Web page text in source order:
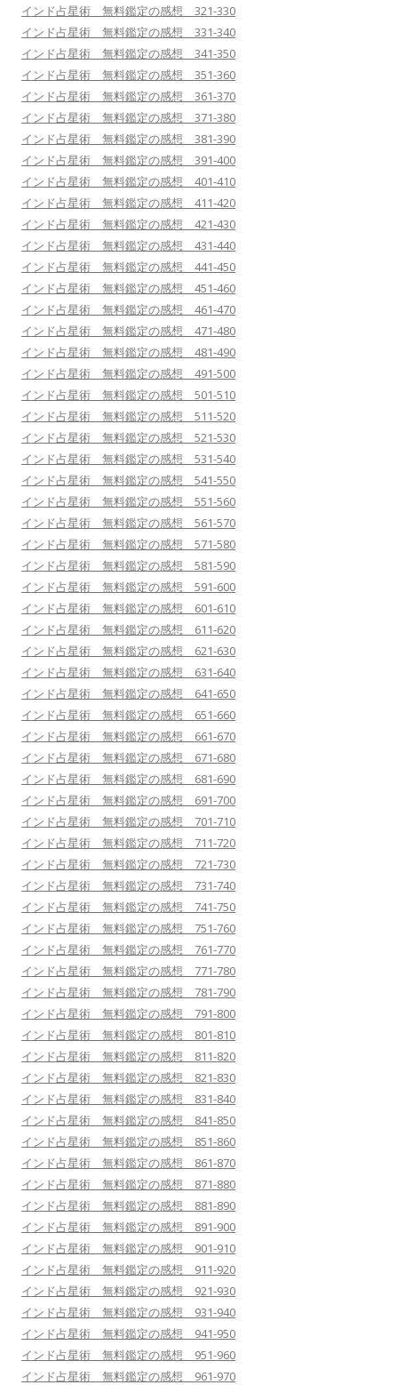
インド占星術 無料鑑定の感想 321-330
インド占星術 無料鑑定の感想 331-340
インド占星術 無料鑑定の感想 341-350
インド占星術 無料鑑定の感想 351-360
インド占星術 無料鑑定の感想 361-370
インド占星術 無料鑑定の感想 371-380
インド占星術 無料鑑定の感想 381-390
インド占星術 無料鑑定の感想 391-400
インド占星術 無料鑑定の感想 401-410
インド占星術 無料鑑定の感想 411-420
インド占星術 無料鑑定の感想 421-430
インド占星術 無料鑑定の感想 431-440
インド占星術 無料鑑定の感想 441-450
インド占星術 無料鑑定の感想 451-460
インド占星術 無料鑑定の感想 461-470
インド占星術 無料鑑定の感想 471-480
インド占星術 無料鑑定の感想 481-490
インド占星術 無料鑑定の感想 491-500
インド占星術 無料鑑定の感想 501-510
インド占星術 無料鑑定の感想 511-520
インド占星術 無料鑑定の感想 521-530
インド占星術 無料鑑定の感想 531-540
インド占星術 無料鑑定の感想 541-550
インド占星術 無料鑑定の感想 551-560
インド占星術 無料鑑定の感想 561-570
インド占星術 無料鑑定の感想 571-580
インド占星術 無料鑑定の感想 581-590
インド占星術 無料鑑定の感想 591-600
インド占星術 無料鑑定の感想 601-610
インド占星術 無料鑑定の感想 611-620
インド占星術 無料鑑定の感想 621-630
インド占星術 無料鑑定の感想 631-640
インド占星術 無料鑑定の感想 641-650
インド占星術 無料鑑定の感想 651-660
インド占星術 無料鑑定の感想 661-670
インド占星術 無料鑑定の感想 671-680
インド占星術 無料鑑定の感想 681-690
インド占星術 無料鑑定の感想 691-700
インド占星術 無料鑑定の感想 701-710
インド占星術 無料鑑定の感想 711-720
インド占星術 無料鑑定の感想 721-730
インド占星術 無料鑑定の感想 731-740
インド占星術 無料鑑定の感想 741-750
インド占星術 無料鑑定の感想 751-760
インド占星術 無料鑑定の感想 761-770
インド占星術 無料鑑定の感想 771-780
インド占星術 無料鑑定の感想 781-790
インド占星術 無料鑑定の感想 791-800
インド占星術 無料鑑定の感想 801-810
インド占星術 無料鑑定の感想 811-820
インド占星術 無料鑑定の感想 821-830
インド占星術 無料鑑定の感想 831-840
インド占星術 無料鑑定の感想 841-850
インド占星術 無料鑑定の感想 851-860
インド占星術 無料鑑定の感想 861-870
インド占星術 無料鑑定の感想 871-880
インド占星術 無料鑑定の感想 881-890
インド占星術 無料鑑定の感想 891-900
インド占星術 無料鑑定の感想 901-910
インド占星術 無料鑑定の感想 911-920
インド占星術 無料鑑定の感想 921-930
インド占星術 無料鑑定の感想 931-940
インド占星術 無料鑑定の感想 941-950
インド占星術 無料鑑定の感想 951-960
インド占星術 無料鑑定の感想 961-970